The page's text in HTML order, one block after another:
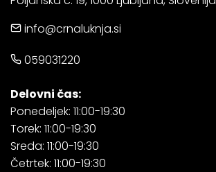
info@crnaluknja.si
059031220
Delovni čas:
Ponedeljek: 11:00-19:30
Torek: 11:00-19:30
Sreda: 11:00-19:30
Četrtek: 11:00-19:30